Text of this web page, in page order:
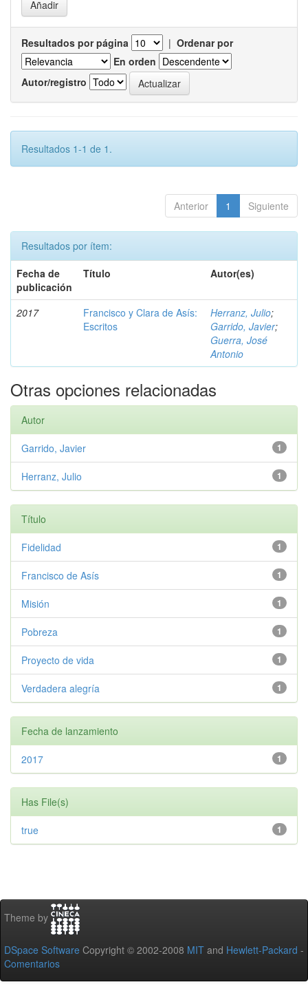
Resultados por página | Ordenar por
En orden
Autor/registro
Resultados 1-1 de 1.
Anterior 1 Siguiente
Resultados por ítem:
Fecha de
publicación
Título Autor(es)
2017
Francisco y Clara de Asís:
Escritos
Herranz, Julio;
Garrido, Javier;
Guerra, José
Antonio
Otras opciones relacionadas
Autor
1
Garrido, Javier
1
Herranz, Julio
Título
1
Fidelidad
1
Francisco de Asís
1
Misión
1
Pobreza
1
Proyecto de vida
1
Verdadera alegría
Fecha de lanzamiento
1
2017
Has File(s)
1
true
Theme by
DSpace Software Copyright © 2002-2008 MIT and Hewlett-Packard -
Comentarios